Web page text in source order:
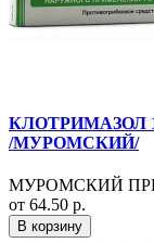
КЛОТРИМАЗОЛ
/МУРОМСКИЙ/
МУРОМСКИЙ
от 64.50 р.
В корзину